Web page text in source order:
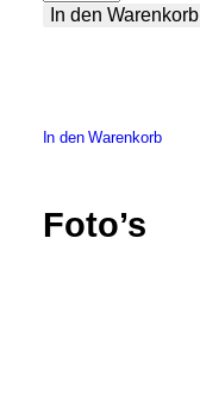
XXL
In den Warenkorb
In den Warenkorb
Foto’s